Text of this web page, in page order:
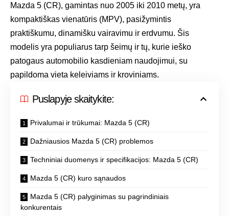
Mazda 5 (CR), gamintas nuo 2005 iki 2010 metų, yra
kompaktiškas vienatūris (MPV), pasižymintis
praktiškumu, dinamišku vairavimu ir erdvumu. Šis
modelis yra populiarus tarp šeimų ir tų, kurie ieško
patogaus automobilio kasdieniam naudojimui, su
papildoma vieta keleiviams ir kroviniams.
Puslapyje skaitykite:
Privalumai ir trūkumai: Mazda 5 (CR)
Dažniausios Mazda 5 (CR) problemos
Techniniai duomenys ir specifikacijos: Mazda 5 (CR)
Mazda 5 (CR) kuro sąnaudos
Mazda 5 (CR) palyginimas su pagrindiniais
konkurentais